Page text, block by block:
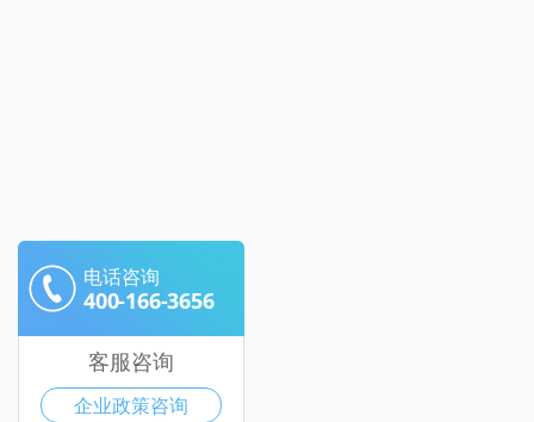
电话咨询
400-166-3656
客服咨询
企业政策咨询